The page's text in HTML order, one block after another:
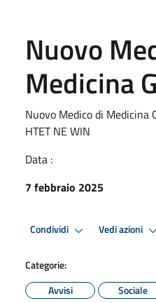
Nuovo
Medicina
Nuovo Medico di Medicina
HTET NE WIN
Data :
7 febbraio 2025
Condividi Vedi azioni
Categorie:
Avvisi
Sociale